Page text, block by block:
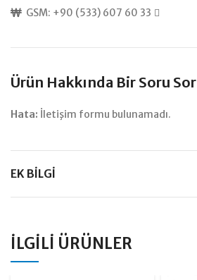
GSM: +90 (533) 607 60 33
Ürün Hakkında Bir Soru Sor
Hata: İletişim formu bulunamadı.
EK BILGI
İLGILI ÜRÜNLER